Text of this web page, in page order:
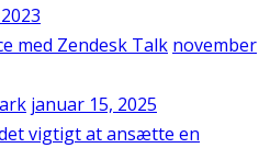
med Zendesk Talk november
januar 15, 2025
vigtigt at ansætte en